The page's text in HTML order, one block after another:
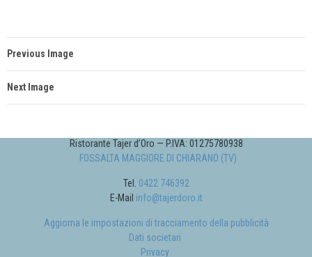
Previous Image
Next Image
Ristorante Tajer d’Oro — P.IVA: 01275780938
FOSSALTA MAGGIORE DI CHIARANO (TV)
Tel. 0422 746392
E-Mail info@tajerdoro.it
Aggiorna le impostazioni di tracciamento della pubblicità
Dati societari
Privacy